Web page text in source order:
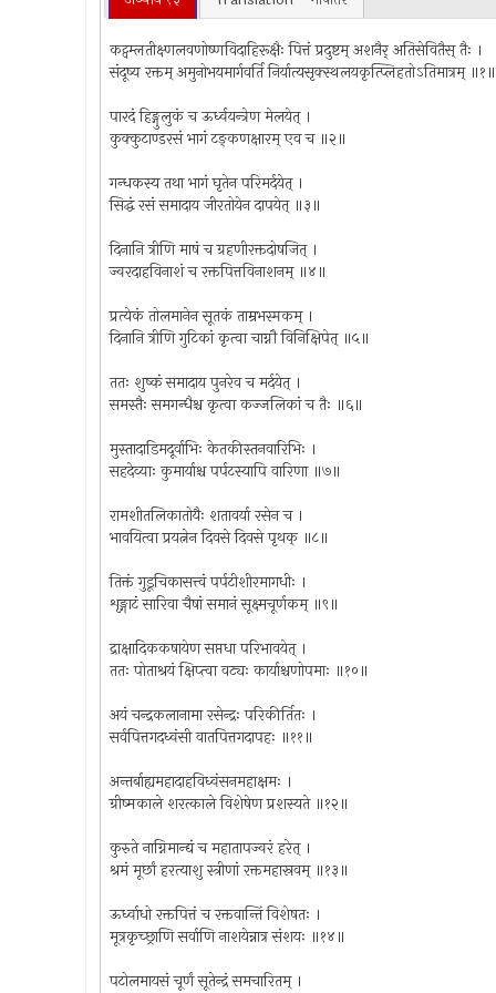
कट्वम्लतीक्ष्णलवणोष्णविदाहिरूक्षैः पित्तं प्रदुष्टम् अशनैर् अतिसेवितैस् तैः ।
संदूष्य रक्तम् अमुनोभयमार्गवर्ति निर्यात्यसृक्स्थलयकृत्प्लिहतोऽतिमात्रम् ॥१॥
पारदं हिङ्गुलुकं च ऊर्ध्वयन्त्रेण मेलयेत् ।
कुक्कुटाण्डरसं भागं टङ्कणक्षारम् एव च ॥२॥
गन्धकस्य तथा भागं घृतेन परिमर्दयेत् ।
सिद्धं रसं समादाय जीरतोयेन दापयेत् ॥३॥
दिनानि त्रीणि माषं च ग्रहणीरक्तदोषजित् ।
ज्वरदाहविनाशं च रक्तपित्तविनाशनम् ॥४॥
प्रत्येकं तोलमानेन सूतकं ताम्रभस्मकम् ।
दिनानि त्रीणि गुटिकां कृत्वा चाग्नौ विनिक्षिपेत् ॥५॥
ततः शुष्कं समादाय पुनरेव च मर्दयेत् ।
समस्तैः समगन्धैश्च कृत्वा कज्जलिकां च तैः ॥६॥
मुस्तादाडिमदूर्वाभिः केतकीस्तनवारिभिः ।
सहदेव्याः कुमार्याश्च पर्पटस्यापि वारिणा ॥७॥
रामशीतलिकातोयैः शतावर्या रसेन च ।
भावयित्वा प्रयत्नेन दिवसे दिवसे पृथक् ॥८॥
तिक्तं गुडूचिकासत्त्वं पर्पटीशीरमागधीः ।
शृङ्गाटं सारिवा चैषां समानं सूक्ष्मचूर्णकम् ॥९॥
द्राक्षादिककषायेण सप्तधा परिभावयेत् ।
ततः पोताश्रयं क्षिप्त्वा वट्यः कार्याश्चणोपमाः ॥१०॥
अयं चन्द्रकलानामा रसेन्द्रः परिकीर्तितः ।
सर्वपित्तगदध्वंसी वातपित्तगदापहः ॥११॥
अन्तर्बाह्यमहादाहविध्वंसनमहाक्षमः ।
ग्रीष्मकाले शरत्काले विशेषेण प्रशस्यते ॥१२॥
कुरुते नाग्निमान्द्यं च महातापज्वरं हरेत् ।
श्रमं मूर्छां हरत्याशु स्त्रीणां रक्तमहास्रवम् ॥१३॥
ऊर्ध्वाधो रक्तपित्तं च रक्तवान्तिं विशेषतः ।
मूत्रकृच्छ्राणि सर्वाणि नाशयेन्नात्र संशयः ॥१४॥
पटोलमायसं चूर्णं सूतेन्द्रं समचारितम् ।